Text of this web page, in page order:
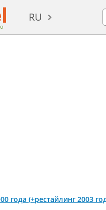
RU
года (+рестайлинг 2003